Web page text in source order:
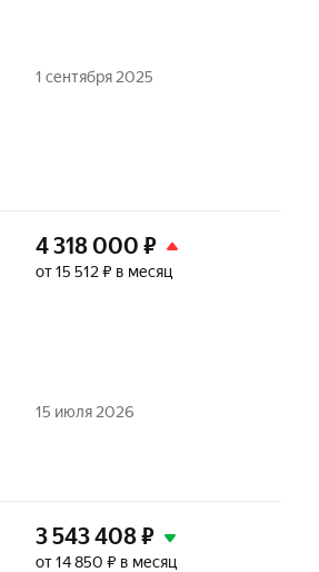
1 сентября 2025
4 318 000 ₽
от 15 512 ₽ в месяц
15 июля 2026
3 543 408₽
от 14 850 ₽ в месяц